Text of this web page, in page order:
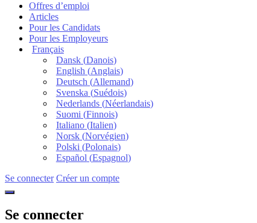
Offres d’emploi
Articles
Pour les Candidats
Pour les Employeurs
Français
Dansk(Danois)
English (Anglais)
Deutsch (Allemand)
Svenska (Suédois)
Nederlands(Néerlandais)
Suomi (Finnois)
Italiano(Italien)
Norsk(Norvégien)
Polski (Polonais)
Español (Espagnol)
Se connecter Créer un compte
Se connecter